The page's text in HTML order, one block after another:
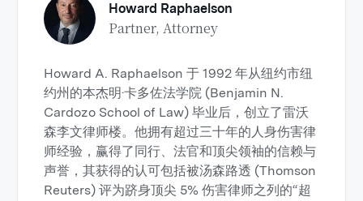
Howard Raphaelson
Partner, Attorney
Howard A. Raphaelson 于 1992 年从纽约市纽
约州的本杰明·卡多佐法学院 (Benjamin N.
Cardozo School of Law) 毕业后，创立了雷沃
森李文律师楼。他拥有超过三十年的人身伤害律
师经验，赢得了同行、法官和顶尖领袖的信赖与
声誉，其获得的认可包括被汤森路透 (Thomson
Reuters) 评为跻身顶尖 5% 伤害律师之列的“超